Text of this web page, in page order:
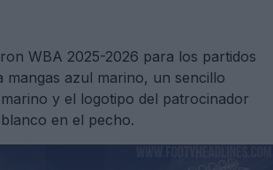
WBA 2025-2026 para los partidos
mangas azul marino, un sencillo
y el logotipo del patrocinador
en el pecho.